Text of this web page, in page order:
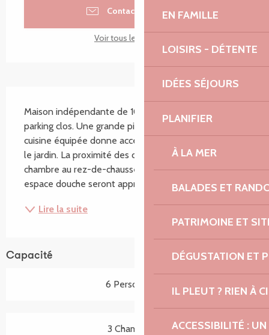
EN FAMILLE
LOISIRS - DÉTENTE
IDÉES SÉJOURS
PLANIFIER
À LA MER
BALADES ET
PATRIMOINE ET
DÉGUSTATION ET
IL PLEUT ? RIEN À
ACCESSIBILITÉ :
Contacter par email
Voir tous les contacts
Maison indépendante de 100 m² avec jardin et
parking clos. Une grande pièce à vivre avec un coin
cuisine équipée donne accès direct sur la terrasse et
le jardin. La proximité des commerces (300 m), la
chambre au rez-de-chaussée ainsi que le grand
espace douche seront appréciés. GR34 sur place,...
Lire la suite
Capacité
6 Personne(s)
3 Chambre(s)